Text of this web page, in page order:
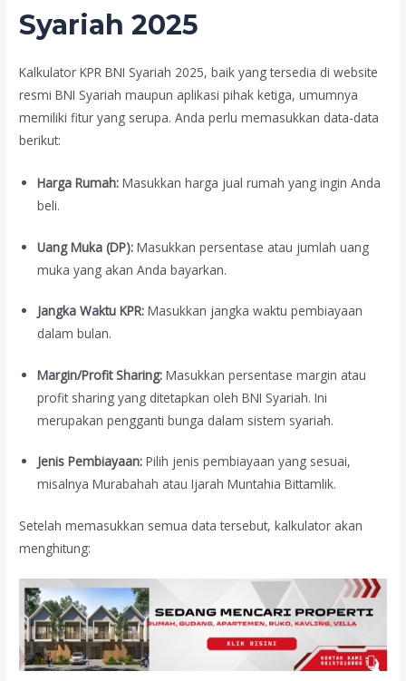
Syariah 2025
Kalkulator KPR BNI Syariah 2025, baik yang tersedia di website
resmi BNI Syariah maupun aplikasi pihak ketiga, umumnya
memiliki fitur yang serupa. Anda perlu memasukkan data-data
berikut:
Harga Rumah: Masukkan harga jual rumah yang ingin Anda
beli.
Uang Muka (DP): Masukkan persentase atau jumlah uang
muka yang akan Anda bayarkan.
Jangka Waktu KPR: Masukkan jangka waktu pembiayaan
dalam bulan.
Margin/Profit Sharing: Masukkan persentase margin atau
profit sharing yang ditetapkan oleh BNI Syariah. Ini
merupakan pengganti bunga dalam sistem syariah.
Jenis Pembiayaan: Pilih jenis pembiayaan yang sesuai,
misalnya Murabahah atau Ijarah Muntahia Bittamlik.
Setelah memasukkan semua data tersebut, kalkulator akan
menghitung: